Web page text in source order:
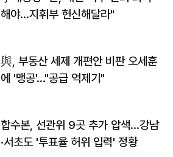
해야…지휘부 헌신해달라"
與, 부동산 세제 개편안 비판 오세훈
에 '맹공'…"공급 억제기"
합수본, 선관위 9곳 추가 압색…강남
·서초도 '투표율 허위 입력' 정황